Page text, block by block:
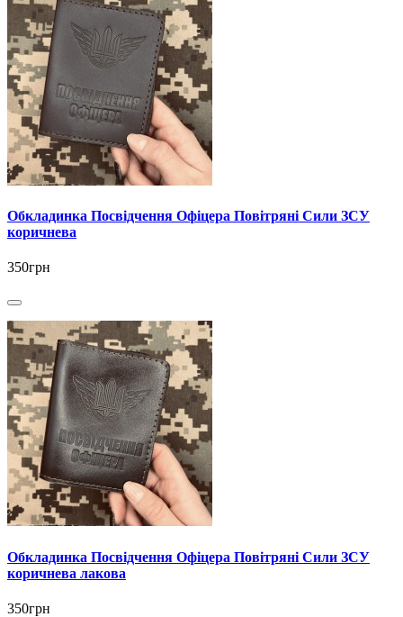
Обкладинка Посвідчення Офіцера Повітряні Сили ЗСУ
коричнева
350грн
Обкладинка Посвідчення Офіцера Повітряні Сили ЗСУ
коричнева лакова
350грн